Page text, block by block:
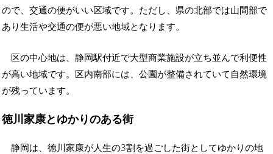
ので、交通の便がいい区域です。ただし、県の北部では山間部で
あり生活や交通の便が悪い地域となります。
区の中心地は、静岡駅付近で大型商業施設が立ち並んで利便性
が高い地域です。区内南部には、公園が整備されていて自然環境
が残っています。
徳川家康とゆかりのある街
静岡は、徳川家康が人生の3割を過ごした街としてゆかりの地